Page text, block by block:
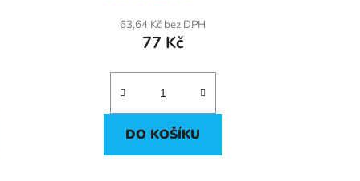
63,64 Kč bez DPH
77 Kč
DO KOŠÍKU